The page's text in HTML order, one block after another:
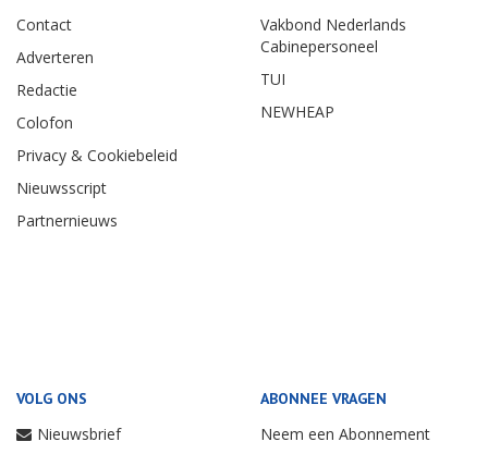
Contact
Adverteren
Redactie
Colofon
Privacy & Cookiebeleid
Nieuwsscript
Partnernieuws
Vakbond Nederlands
Cabinepersoneel
TUI
NEWHEAP
VOLG ONS
Nieuwsbrief
ABONNEE VRAGEN
Neem een Abonnement